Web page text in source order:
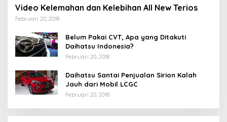
Video Kelemahan dan Kelebihan All New Terios
Februari 20, 2018
Belum Pakai CVT, Apa yang Ditakuti
Daihatsu Indonesia?
Februari 20, 2018
Daihatsu Santai Penjualan Sirion Kalah
Jauh dari Mobil LCGC
Februari 20, 2018